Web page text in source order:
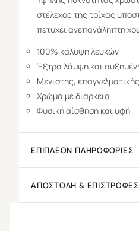
στέλεχος της τρίχας
πετύχει ανεπανάληπτη
100% κάλυψη λευκών
Έξτρα λάμψη και
Μέγιστης,
Χρώμα με διάρκεια
Φυσική αίσθηση και υφή
ΕΠΙΠΛΈΟΝ ΠΛΗΡΟΦΟΡΊΕΣ
ΑΠΟΣΤΟΛΉ & ΕΠΙΣΤΡΟΦΈΣ